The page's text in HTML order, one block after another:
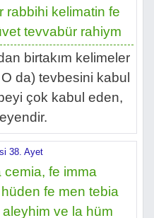
rabbihi kelimatin fe
tevvabür rahiym
birtakım kelimeler
da) tevbesini kabul
çok kabul eden,
38. Ayet
fe imma
fe men tebia
ve la hüm